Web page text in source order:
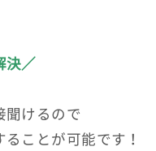
決／
聞けるので
ことが可能です！